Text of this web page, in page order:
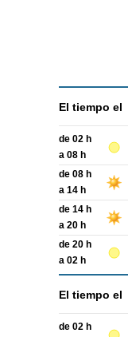
El tiempo el
de 02 h
a 08 h
de 08 h
a 14 h
de 14 h
a 20 h
de 20 h
a 02 h
El tiempo el
de 02 h